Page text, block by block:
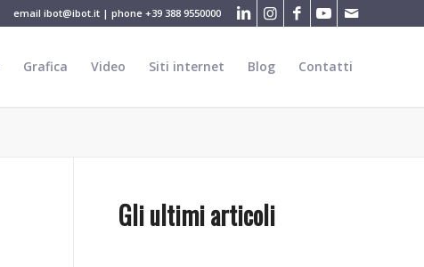
email ibot@ibot.it | phone +39 388 9550000
Grafica Video Siti internet Blog Contatti
Gli ultimi articoli